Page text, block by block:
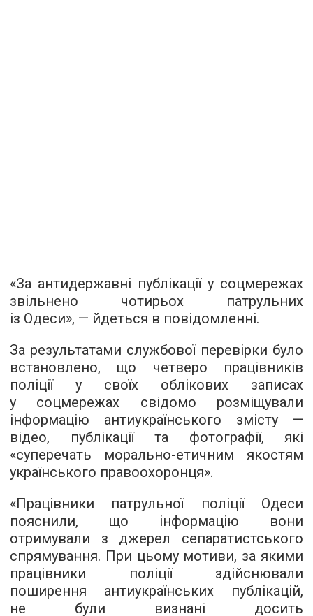
«За антидержавні публікації у соцмережах
звільнено чотирьох патрульних
із Одеси», — йдеться в повідомленні.
За результатами службової перевірки було
встановлено, що четверо працівників
поліції у своїх облікових записах
у соцмережах свідомо розміщували
інформацію антиукраїнського змісту —
відео, публікації та фотографії, які
«суперечать морально-етичним якостям
українського правоохоронця».
«Працівники патрульної поліції Одеси
пояснили, що інформацію вони
отримували з джерел сепаратистського
спрямування. При цьому мотиви, за якими
працівники поліції здійснювали
поширення антиукраїнських публікацій,
не були визнані досить